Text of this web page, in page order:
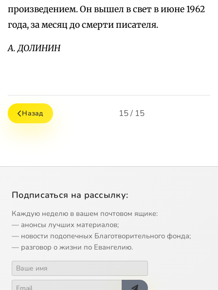
произведением. Он вышел в свет в июне 1962
года, за месяц до смерти писателя.
А. ДОЛИНИН
Назад 15 / 15
Подписаться на рассылку:
Каждую неделю в вашем почтовом ящике:
— анонсы лучших материалов;
— новости подопечных Благотворительного фонда;
— разговор о жизни по Евангелию.